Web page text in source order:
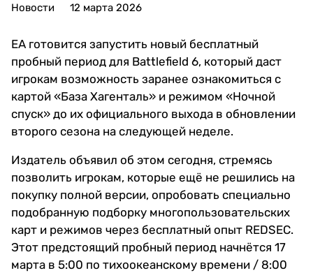
Новости 12 марта 2026
EA готовится запустить новый бесплатный
пробный период для Battlefield 6, который даст
игрокам возможность заранее ознакомиться с
картой «База Хагенталь» и режимом «Ночной
спуск» до их официального выхода в обновлении
второго сезона на следующей неделе.
Издатель объявил об этом сегодня, стремясь
позволить игрокам, которые ещё не решились на
покупку полной версии, опробовать специально
подобранную подборку многопользовательских
карт и режимов через бесплатный опыт REDSEC.
Этот предстоящий пробный период начнётся 17
марта в 5:00 по тихоокеанскому времени / 8:00